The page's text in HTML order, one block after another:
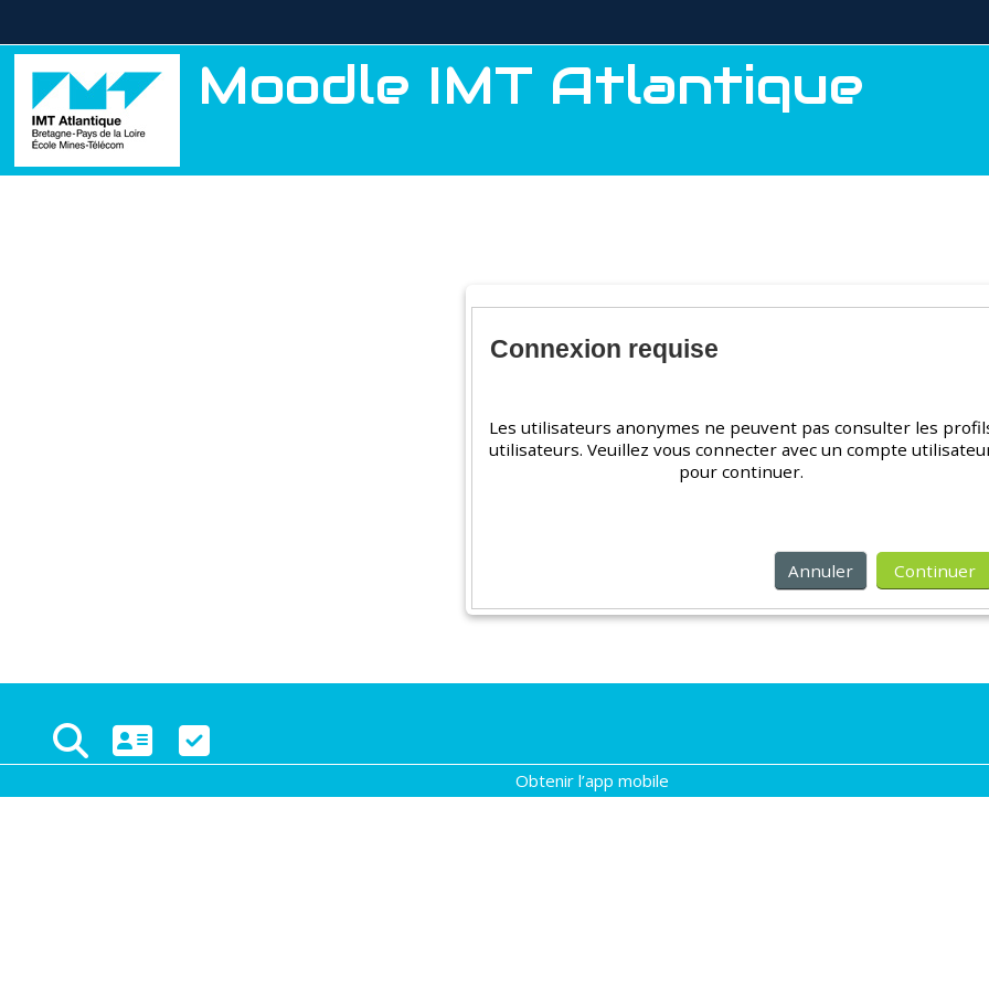
Moodle IMT Atlantique
Connexion requise
Les utilisateurs anonymes ne peuvent pas consulter les
utilisateurs. Veuillez vous connecter avec un compte
pour continuer.
Annuler Continuer
Obtenir l’app mobile